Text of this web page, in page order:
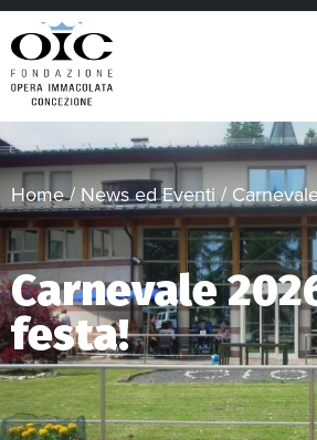
Home/ News ed Eventi/
Carnevale
festa!